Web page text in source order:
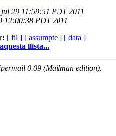
29 11:59:51 PDT 2011
12:00:38 PDT 2011
[ fil ] [ assumpte ] [ data ]
llista...
0.09 (Mailman edition).